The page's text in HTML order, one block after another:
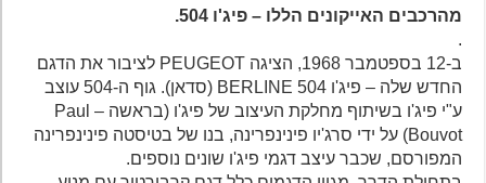
מהרכבים האייקונים הללו – פיג'ו 504.
ב-12 בספטמבר 1968, הציגה PEUGEOT לציבור את הדגם
החדש שלה – פיג'ו 504 BERLINE (סדאן). גוף ה-504 עוצב
ע"י פיג'ו בשיתוף מחלקת העיצוב של פיג'ו (בראשה – Paul
Bouvot) על ידי סרג'יו פינינפרינה, בנו של בטיסטה פינינפרינה
המפורסם, שכבר עיצב דגמי פיג'ו שונים נוספים.